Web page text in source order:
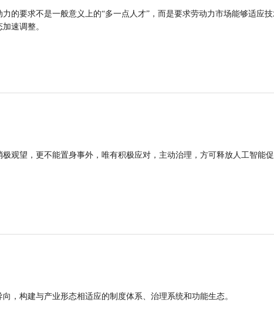
的要求不是一般意义上的“多一点人才”，而是要求劳动力市场能够适应
速调整。
观望，更不能置身事外，唯有积极应对，主动治理，方可释放人工智能
，构建与产业形态相适应的制度体系、治理系统和功能生态。